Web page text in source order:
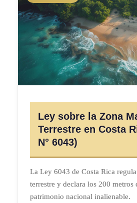
Ley sobre la Zona
Terrestre en Costa
N° 6043)
La Ley 6043 de Costa Rica
terrestre y declara los 200 metros
patrimonio nacional inalienable.